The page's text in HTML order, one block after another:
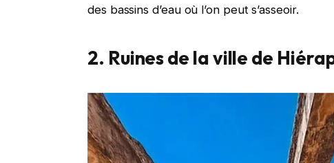
des bassins d’eau où l’on peut s’asseoir.
2. Ruines de la ville de